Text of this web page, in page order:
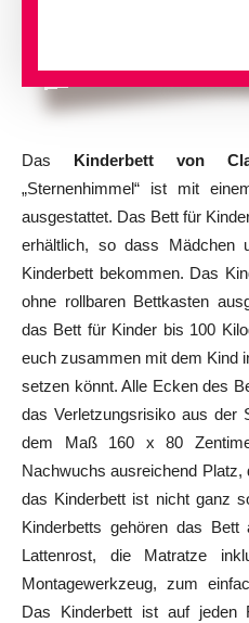
Das Kinderbett von
„Sternenhimmel“ ist mit
ausgestattet. Das Bett für
erhältlich, so dass Mädchen
Kinderbett bekommen. Das
ohne rollbaren Bettkasten
das Bett für Kinder bis 100
euch zusammen mit dem Kind
setzen könnt. Alle Ecken des
das Verletzungsrisiko aus der
dem Maß 160 x 80
Nachwuchs ausreichend Platz,
das Kinderbett ist nicht ganz
Kinderbetts gehören das
Lattenrost, die Matratze
Montagewerkzeug, zum
Das Kinderbett ist auf jeden